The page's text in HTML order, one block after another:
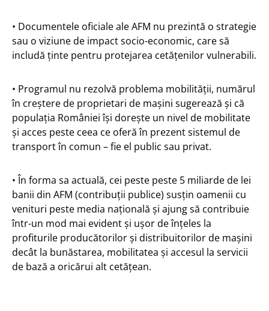
• Documentele oficiale ale AFM nu prezintă o strategie
sau o viziune de impact socio-economic, care să
includă ținte pentru protejarea cetățenilor vulnerabili.
• Programul nu rezolvă problema mobilității, numărul
în creștere de proprietari de mașini sugerează și că
populația României își dorește un nivel de mobilitate
și acces peste ceea ce oferă în prezent sistemul de
transport în comun – fie el public sau privat.
• În forma sa actuală, cei peste peste 5 miliarde de lei
banii din AFM (contribuții publice) susțin oamenii cu
venituri peste media națională și ajung să contribuie
într-un mod mai evident și ușor de înțeles la
profiturile producătorilor și distribuitorilor de mașini
decât la bunăstarea, mobilitatea și accesul la servicii
de bază a oricărui alt cetățean.